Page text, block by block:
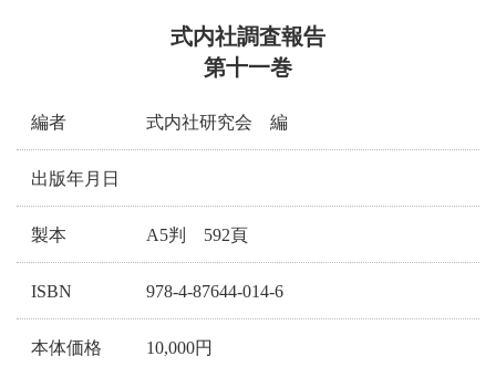
式内社調査報告
第十一巻
編者 式内社研究会 編
出版年月日
製本 A5判 592頁
ISBN 978-4-87644-014-6
本体価格 10,000円